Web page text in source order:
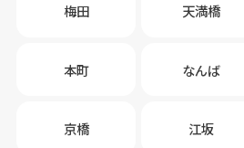
梅田 天満橋
本町 なんば
京橋 江坂